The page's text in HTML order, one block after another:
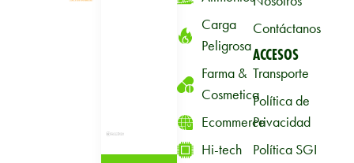
Carga
Peligrosa
Farma &
Cosmetica
Ecommerce
Hi-tech
Contáctanos
ACCESOS
Transporte
Política de
Privacidad
Política SGI